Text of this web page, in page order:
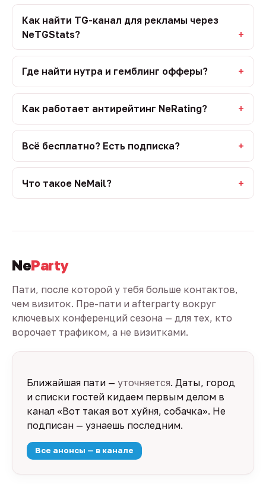
Как найти TG-канал для рекламы через
NeTGStats?
Где найти нутра и гемблинг офферы?
Как работает антирейтинг NeRating?
Всё бесплатно? Есть подписка?
Что такое NeMail?
NeParty
Пати, после которой у тебя больше контактов,
чем визиток. Пре-пати и afterparty вокруг
ключевых конференций сезона — для тех, кто
ворочает трафиком, а не визитками.
Ближайшая пати — уточняется. Даты, город
и списки гостей кидаем первым делом в
канал «Вот такая вот хуйня, собачка». Не
подписан — узнаешь последним.
Все анонсы — в канале